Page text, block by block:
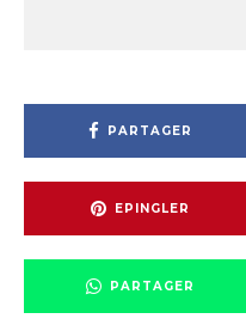
PARTAGER
EPINGLER
PARTAGER